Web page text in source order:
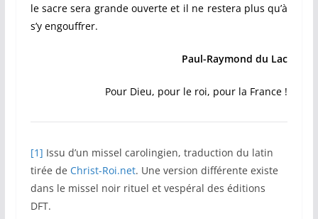
le sacre sera grande ouverte et il ne restera plus qu’à
s’y engouffrer.
Paul-Raymond du Lac
Pour Dieu, pour le roi, pour la France !
[1] Issu d’un missel carolingien, traduction du latin
tirée de Christ-Roi.net. Une version différente existe
dans le missel noir rituel et vespéral des éditions
DFT.